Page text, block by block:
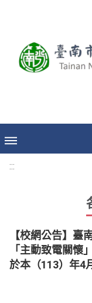
:::
【校網公告】臺
「主動致電關懷
於本（113）年4